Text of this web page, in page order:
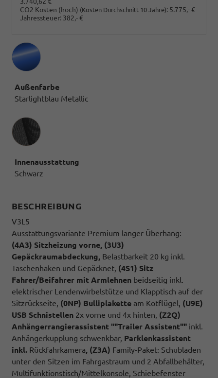
CO2 Kosten (hoch) (Kosten Durchschnitt 10 Jahre): 5.775,- €
Jahressteuer: 382,- €
Außenfarbe
Starlightblau Metallic
Innenausstattung
Innenausstattung
Schwarz
BESCHREIBUNG
V3L5
Ausstattungsvariante Premium langer Überhang:
(4A3) Sitzheizung vorne, (3U3)
Gepäckraumabdeckung, Belastbarkeit 20 kg inkl.
Taschenhaken und Gepäcknet, (4S1) Sitz
Fahrer/Beifahrer mit Armlehnen beidseitig inkl.
elektrischer Lendenwirbelstütze und Klapptisch auf der
Sitzrückseite, (0NP) Bulliplakette am Kotflügel, (U9E)
USB Schnistellen 2x vorne und 4x hinten, (Z2Q)
Anhängerrangierassistent ""Trailer Assistent"" inkl.
Anhängerkupplung schwenkbar, Parklenkassistent
inkl. Rückfahrkamera, (Z3A) Family-Paket: Schubladen
unter den Sitzen im Fahrgastraum und 2 Abfallbehälter,
Multifunktionstisch/Mittelkonsole, Schiebefenster